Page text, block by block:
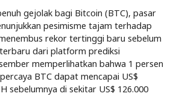
gejolak bagi Bitcoin (BTC), pasar
pesimisme tajam terhadap
rekor tertinggi baru sebelum
dari platform prediksi
memperlihatkan bahwa 1 persen
BTC dapat mencapai US$
sebelumnya di sekitar US$ 126.000